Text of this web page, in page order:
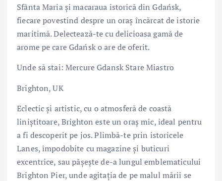
Sfânta Maria și macaraua istorică din Gdańsk,
fiecare povestind despre un oraș încărcat de istorie
maritimă. Delectează-te cu delicioasa gamă de
arome pe care Gdańsk o are de oferit.
Unde să stai: Mercure Gdansk Stare Miastro
Brighton, UK
Eclectic și artistic, cu o atmosferă de coastă
liniștitoare, Brighton este un oraș mic, ideal pentru
a fi descoperit pe jos. Plimbă-te prin istoricele
Lanes, împodobite cu magazine și buticuri
excentrice, sau pășește de-a lungul emblematicului
Brighton Pier, unde agitația de pe malul mării se